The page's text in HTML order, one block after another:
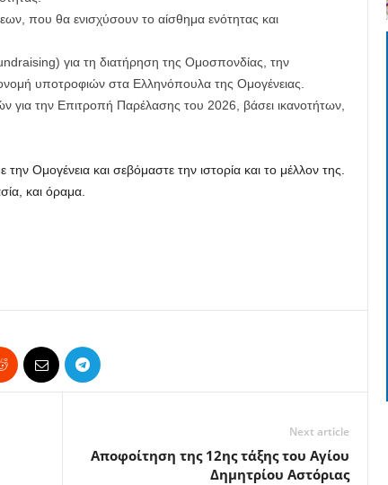
που θα ενισχύσουν το αίσθημα ενότητας και
για τη διατήρηση της Ομοσπονδίας, την
υποτροφιών στα Ελληνόπουλα της Ομογένειας.
για την Επιτροπή Παρέλασης του 2026, βάσει ικανοτήτων,
Ομογένεια και σεβόμαστε την ιστορία και το μέλλον της.
και όραμα.
Next article
Αποφοίτηση της 12ης τάξης του Αγίου
Δημητρίου Αστόριας